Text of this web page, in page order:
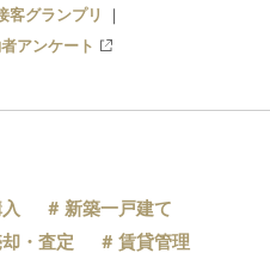
客グランプリ
アンケート
新築一戸建て
・査定
賃貸管理